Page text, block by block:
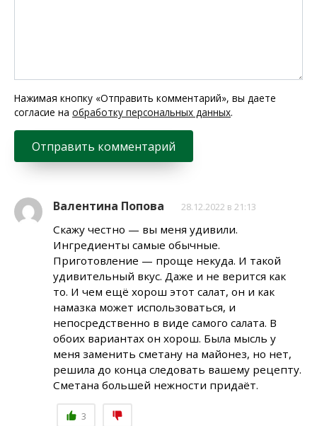
Нажимая кнопку «Отправить комментарий», вы даете
согласие на обработку персональных данных.
Валентина Попова 28.12.2022 в 21:13
Скажу честно — вы меня удивили.
Ингредиенты самые обычные.
Приготовление — проще некуда. И такой
удивительный вкус. Даже и не верится как
то. И чем ещё хорош этот салат, он и как
намазка может использоваться, и
непосредственно в виде самого салата. В
обоих вариантах он хорош. Была мысль у
меня заменить сметану на майонез, но нет,
решила до конца следовать вашему рецепту.
Сметана большей нежности придаёт.
3